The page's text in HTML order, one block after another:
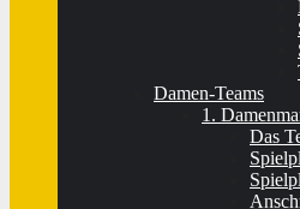
Damen-Teams
1.
Das